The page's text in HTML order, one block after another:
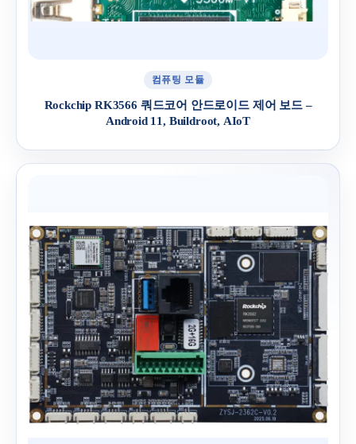
컴퓨팅 모듈
Rockchip RK3566 쿼드코어 안드로이드 제어 보드 –
Android 11, Buildroot, AIoT